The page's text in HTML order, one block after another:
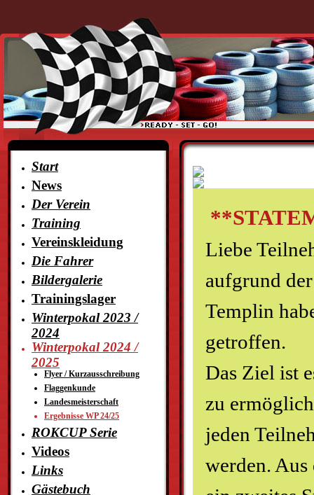
Start
News
Der Verein
Training
Vereinskleidung
Die Fahrer
Bildergalerie
Trainingslager
Winterpokal 2023 /
2024
Winterpokal 2024 /
2025
Flyer / Kurzausschreibung
Flaggenkunde
Landesmeisterschaft
Ergebnisse WP 24/25
ROKCUP Serie
Videos
Links
Gästebuch
Liebe
aufgrund
Templin
getroffen.
Das Ziel ist
zu
jeden
werden. Aus